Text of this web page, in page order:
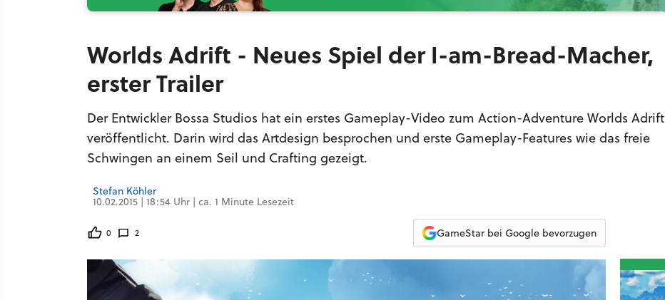
Worlds Adrift - Neues Spiel der I-am-Bread-Macher,
erster Trailer
Der Entwickler Bossa Studios hat ein erstes Gameplay-Video zum Action-Adventure Worlds Adrift
veröffentlicht. Darin wird das Artdesign besprochen und erste Gameplay-Features wie das freie
Schwingen an einem Seil und Crafting gezeigt.
Stefan Köhler
10.02.2015 | 18:54 Uhr | ca. 1 Minute Lesezeit
0 2 GameStar bei Google bevorzugen